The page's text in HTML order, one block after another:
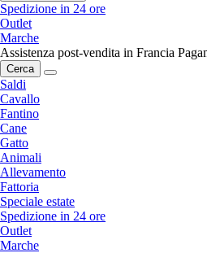
Spedizione in 24 ore
Outlet
Marche
Assistenza post-vendita in Francia
Cerca
Saldi
Cavallo
Fantino
Cane
Gatto
Animali
Allevamento
Fattoria
Speciale estate
Spedizione in 24 ore
Outlet
Marche